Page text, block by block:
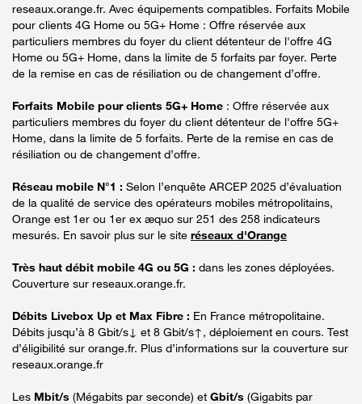
reseaux.orange.fr. Avec équipements compatibles. Forfaits Mobile
pour clients 4G Home ou 5G+ Home : Offre réservée aux
particuliers membres du foyer du client détenteur de l'offre 4G
Home ou 5G+ Home, dans la limite de 5 forfaits par foyer. Perte
de la remise en cas de résiliation ou de changement d’offre.
Forfaits Mobile pour clients 5G+ Home : Offre réservée aux
particuliers membres du foyer du client détenteur de l'offre 5G+
Home, dans la limite de 5 forfaits. Perte de la remise en cas de
résiliation ou de changement d’offre.
Réseau mobile N°1 : Selon l’enquête ARCEP 2025 d’évaluation
de la qualité de service des opérateurs mobiles métropolitains,
Orange est 1er ou 1er ex æquo sur 251 des 258 indicateurs
mesurés. En savoir plus sur le site réseaux d'Orange
Très haut débit mobile 4G ou 5G : dans les zones déployées.
Couverture sur reseaux.orange.fr.
Débits Livebox Up et Max Fibre : En France métropolitaine.
Débits jusqu’à 8 Gbit/s↓ et 8 Gbit/s↑, déploiement en cours. Test
d’éligibilité sur orange.fr. Plus d’informations sur la couverture sur
reseaux.orange.fr
Les Mbit/s (Mégabits par seconde) et Gbit/s (Gigabits par